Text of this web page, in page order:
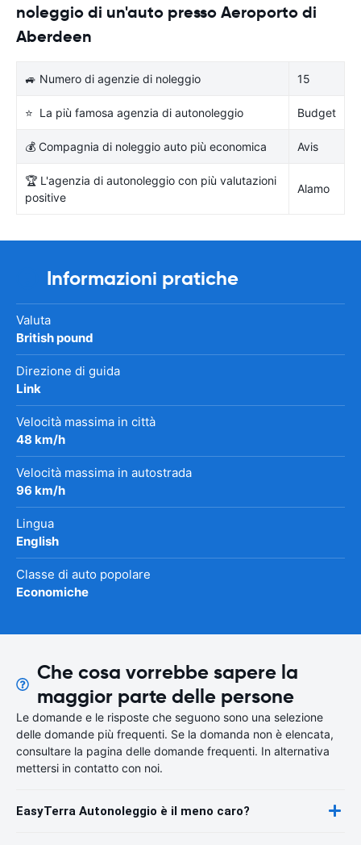
noleggio di un'auto presso Aeroporto di
Aberdeen
🚙 Numero di agenzie di noleggio 15
⭐ La più famosa agenzia di autonoleggio Budget
💰 Compagnia di noleggio auto più economica Avis
🏆 L'agenzia di autonoleggio con più valutazioni
positive
Alamo
Informazioni pratiche
Valuta
British pound
Direzione di guida
Link
Velocità massima in città
48 km/h
Velocità massima in autostrada
96 km/h
Lingua
English
Classe di auto popolare
Economiche
Che cosa vorrebbe sapere la
maggior parte delle persone
Le domande e le risposte che seguono sono una selezione
delle domande più frequenti. Se la domanda non è elencata,
consultare la pagina delle domande frequenti. In alternativa
mettersi in contatto con noi.
EasyTerra Autonoleggio è il meno caro?